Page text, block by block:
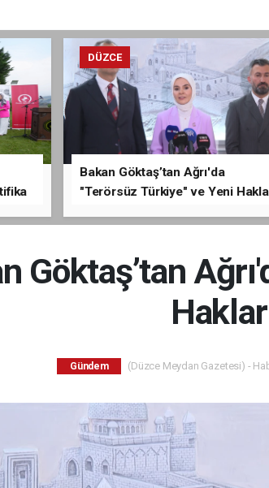
DÜZCE
Bakan Göktaş’tan Ağrı'da
"Terörsüz Türkiye" ve Yeni
Göktaş’tan
Gündem (Düzce Meydan Gazetesi) -